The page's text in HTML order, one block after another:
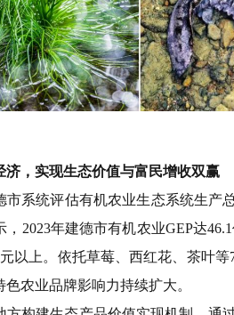
济， 实现生态价值与富民增收双赢
市系统评估有机农业生态系统生产
2023年建德市有机农业GEP达46.1
以上。依托草莓、西红花、茶叶等
农业品牌影响力持续扩大。